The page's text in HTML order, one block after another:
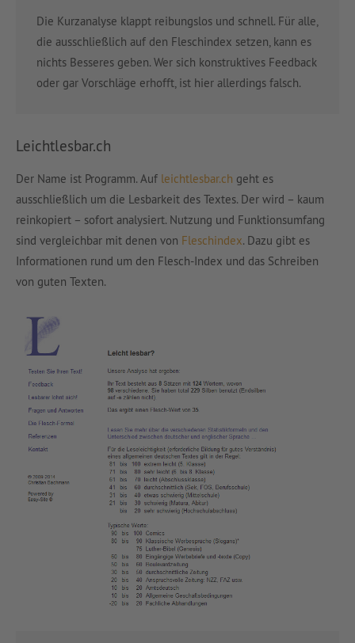
Die Kurzanalyse klappt reibungslos und schnell. Für alle,
die ausschließlich auf den Fleschindex setzen, kann es
nichts Besseres geben. Wer sich konstruktives Feedback
oder gar Vorschläge erhofft, ist hier allerdings falsch.
Leichtlesbar.ch
Der Name ist Programm. Auf leichtlesbar.ch geht es
ausschließlich um die Lesbarkeit des Textes. Der wird – kaum
reinkopiert – sofort analysiert. Nutzung und Funktionsumfang
sind vergleichbar mit denen von Fleschindex. Dazu gibt es
Informationen rund um den Flesch-Index und das Schreiben
von guten Texten.